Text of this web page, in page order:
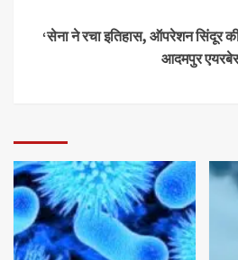
‘सेना ने रचा इतिहास, ऑपरेशन सिंदूर की
आदमपुर